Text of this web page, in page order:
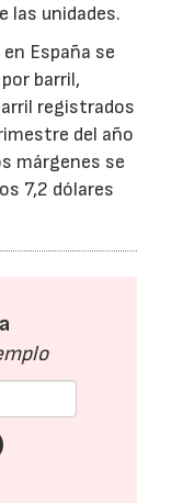
las unidades.
España se
barril,
registrados
del año
márgenes se
7,2 dólares